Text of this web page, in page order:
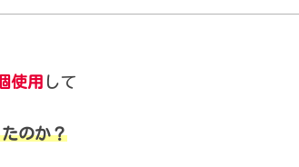
使用 して
のか？